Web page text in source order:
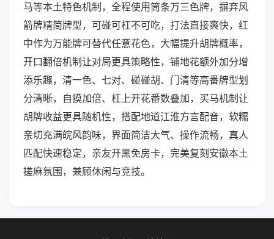
马等本土特色机制，全程使用筒条万三色牌，摒弃风
箭牌精简牌型，可碰可杠不可吃，打法直接爽快，红
中作为万能牌可替代任意花色，大幅提升胡牌概率，
开口翻倍机制让对局更具策略性，铺地花额外加分增
添乐趣，清一色、七对、碰碰胡、门清等高番牌型划
分清晰，自摸加倍、杠上开花番数叠加，买马机制让
胡牌收益更具随机性，搭配地道江淮方言配音，软糯
亲切充满皖风韵味，界面简洁大气、操作流畅，真人
匹配快速稳定，亲友开黑免房卡，完美复刻安徽本土
搓麻氛围，兼顾休闲与竞技。